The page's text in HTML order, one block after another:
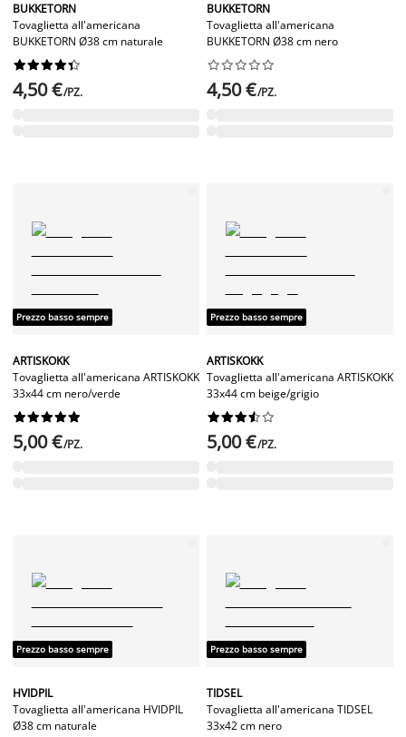
BUKKETORN
Tovaglietta all'americana
BUKKETORN Ø38 cm naturale






4,50 €/PZ.
BUKKETORN
Tovaglietta all'americana
BUKKETORN Ø38 cm nero






4,50 €/PZ.
Prezzo basso sempre
ARTISKOKK
Tovaglietta all'americana ARTISKOKK
33x44 cm nero/verde






5,00 €/PZ.
Prezzo basso sempre
ARTISKOKK
Tovaglietta all'americana ARTISKOKK
33x44 cm beige/grigio






5,00 €/PZ.
Prezzo basso sempre
HVIDPIL
Tovaglietta all'americana HVIDPIL
Ø38 cm naturale
Prezzo basso sempre
TIDSEL
Tovaglietta all'americana TIDSEL
33x42 cm nero